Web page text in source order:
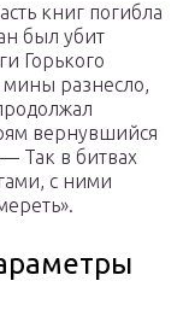
книг погибла
был убит
Горького
разнесло,
вернувшийся
Так в битвах
с ними